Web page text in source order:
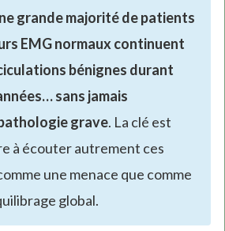
grande majorité de patients
EMG normaux continuent
bénignes durant
sans jamais
grave. La clé est
à écouter autrement ces
une menace que comme
global.